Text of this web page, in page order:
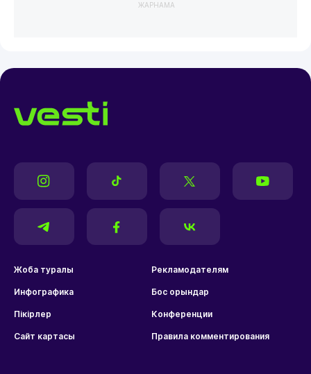
ЖАРНАМА
Жоба туралы Рекламодателям
Инфографика Бос орындар
Пікірлер Конференции
Сайт картасы Правила комментирования